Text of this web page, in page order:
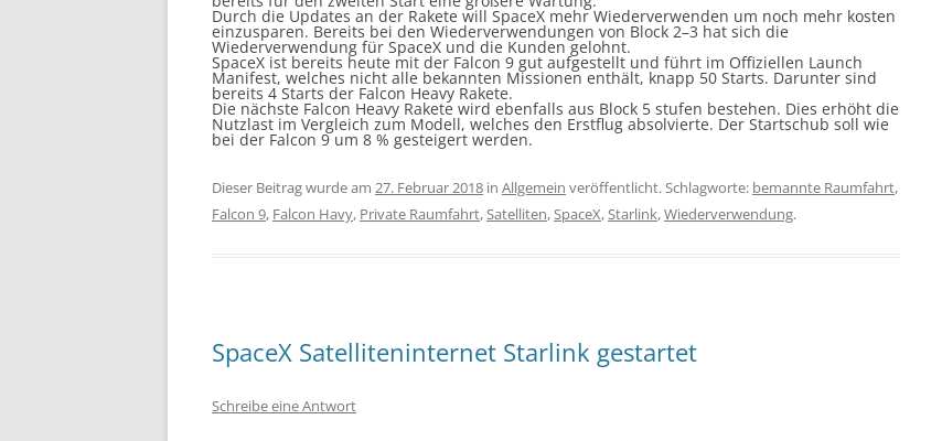
Durch die Updates an der Rakete will SpaceX mehr Wiederverwenden um noch mehr kosten
einzusparen. Bereits bei den Wiederverwendungen von Block 2–3 hat sich die
Wiederverwendung für SpaceX und die Kunden gelohnt.
SpaceX ist bereits heute mit der Falcon 9 gut aufgestellt und führt im Offiziellen Launch
Manifest, welches nicht alle bekannten Missionen enthält, knapp 50 Starts. Darunter sind
bereits 4 Starts der Falcon Heavy Rakete.
Die nächste Falcon Heavy Rakete wird ebenfalls aus Block 5 stufen bestehen. Dies erhöht die
Nutzlast im Vergleich zum Modell, welches den Erstflug absolvierte. Der Startschub soll wie
bei der Falcon 9 um 8 % gesteigert werden.
Dieser Beitrag wurde am 27. Februar 2018 in Allgemein veröffentlicht. Schlagworte: bemannte Raumfahrt,
Falcon 9, Falcon Havy, Private Raumfahrt,Satelliten,SpaceX,Starlink,Wiederverwendung.
SpaceX Satelliteninternet Starlink gestartet
Schreibe eine Antwort